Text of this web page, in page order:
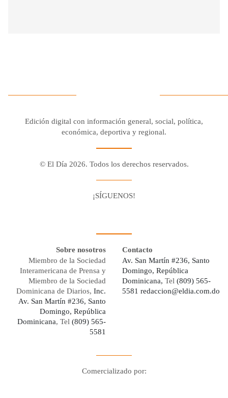
Edición digital con información general, social, política,
económica, deportiva y regional.
© El Día 2026. Todos los derechos reservados.
¡SÍGUENOS!
Sobre nosotros
Miembro de la Sociedad
Interamericana de Prensa y
Miembro de la Sociedad
Dominicana de Diarios, Inc.
Av. San Martín #236, Santo
Domingo, República
Dominicana, Tel (809) 565-
5581
Contacto
Av. San Martín #236, Santo
Domingo, República
Dominicana, Tel (809) 565-
5581 redaccion@eldia.com.do
Comercializado por: